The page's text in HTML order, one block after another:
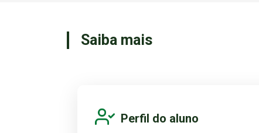
Saiba mais
Perfil do aluno